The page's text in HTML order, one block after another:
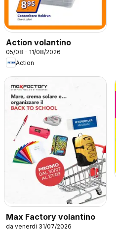
Action volantino
05/08 - 11/08/2026
Action
Max Factory volantino
da venerdì 31/07/2026